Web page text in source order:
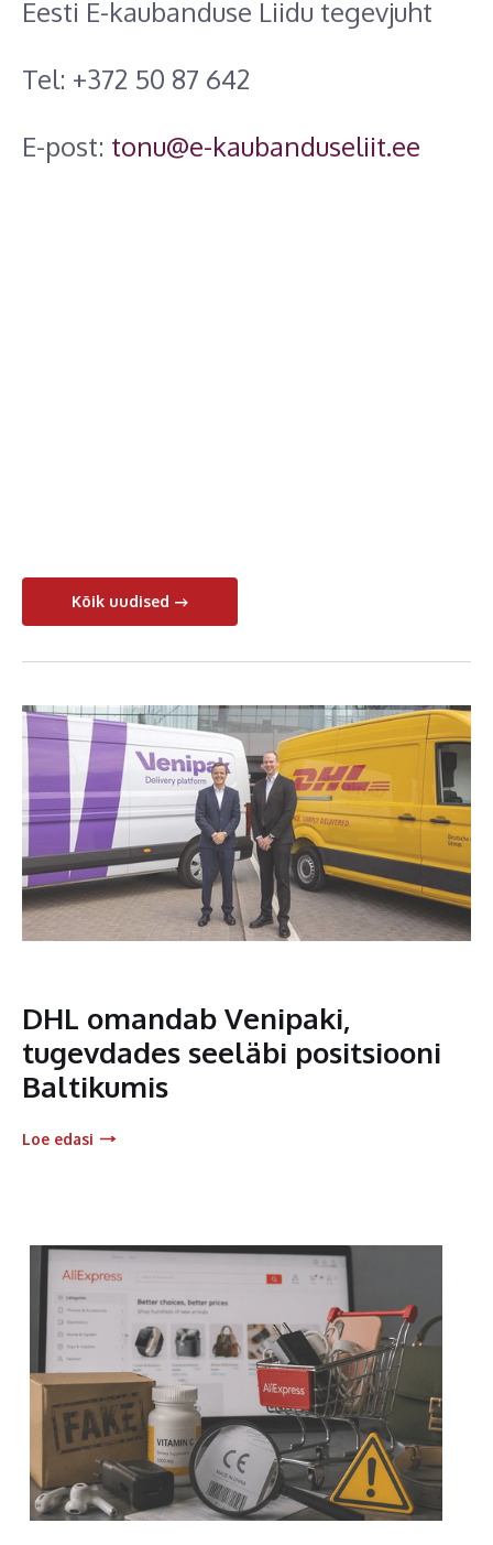
Eesti E-kaubanduse Liidu tegevjuht
Tel: +372 50 87 642
E-post: tonu@e-kaubanduseliit.ee
Kõik uudised
DHL omandab Venipaki,
tugevdades seeläbi positsiooni
Baltikumis
Loe edasi